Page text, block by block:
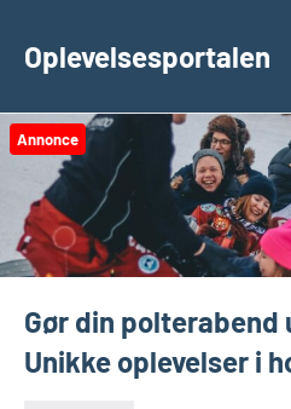
Oplevelsesportalen
Annonce
Gør din polterabend
Unikke oplevelser i